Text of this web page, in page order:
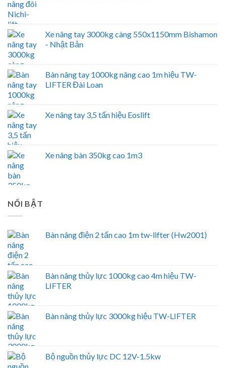
Xe nâng tay 3000kg càng 550x1150mm Bishamon
- Nhật Bản
Bàn nâng tay 1000kg nâng cao 1m hiệu TW-
LIFTER Đài Loan
Xe nâng tay 3,5 tấn hiệu Eoslift
Xe nâng bàn 350kg cao 1m3
NỔI BẬT
Bàn nâng điện 2 tấn cao 1m tw-lifter (Hw2001)
Bàn nâng thủy lực 1000kg cao 4m hiệu TW-
LIFTER
Bàn nâng thủy lực 3000kg hiệu TW-LIFTER
Bộ nguồn thủy lực DC 12V-1.5kw